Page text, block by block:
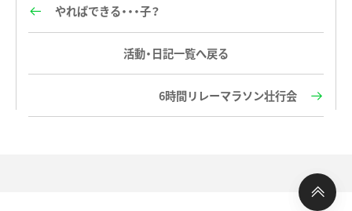
やればできる・・・子？
活動・日記一覧へ戻る
6時間リレーマラソン壮行会